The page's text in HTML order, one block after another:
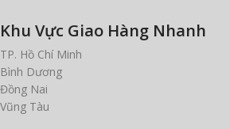
Khu Vực Giao Hàng Nhanh
TP. Hồ Chí Minh
Bình Dương
Đồng Nai
Vũng Tàu